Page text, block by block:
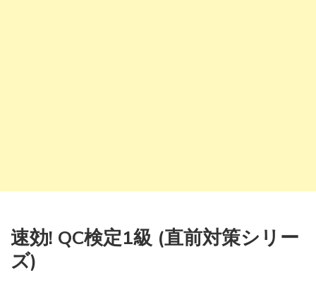
速効! QC検定1級 (直前対策シリー
ズ)